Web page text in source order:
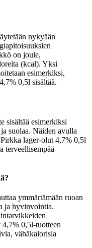
nykyään
on joule,
(kcal). Yksi
esimerkiksi,
0,5l sisältää.
sisältää esimerkiksi
suolaa. Näiden avulla
lager-olut 4,7% 0,5l
terveellisempää
ymmärtämään ruoan
ja hyvinvointia.
0,5l-tuotteen
vähäkalorisia